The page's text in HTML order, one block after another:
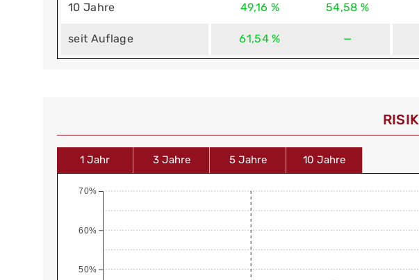
10 Jahre 49,16 % 54,58 %
seit Auflage 61,54 % —
1 Jahr 3 Jahre 5 Jahre 10 Jahre
50%
60%
70%